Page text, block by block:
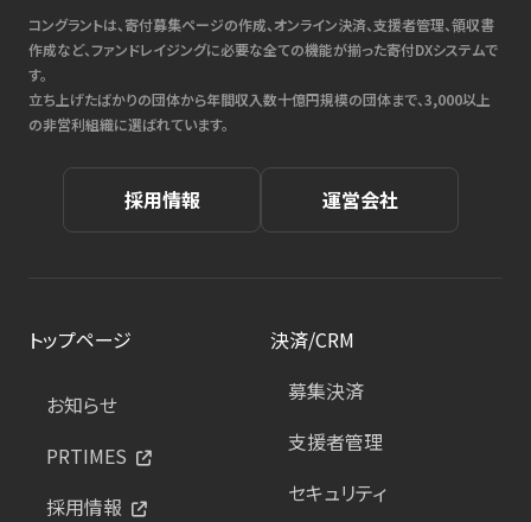
コングラントは、寄付募集ページの作成、オンライン決済、支援者管理、領収書
作成など、ファンドレイジングに必要な全ての機能が揃った寄付DXシステムで
す。
立ち上げたばかりの団体から年間収入数十億円規模の団体まで、3,000以上
の非営利組織に選ばれています。
採用情報 運営会社
トップページ
お知らせ
PRTIMES
採用情報
決済/CRM
募集決済
支援者管理
セキュリティ